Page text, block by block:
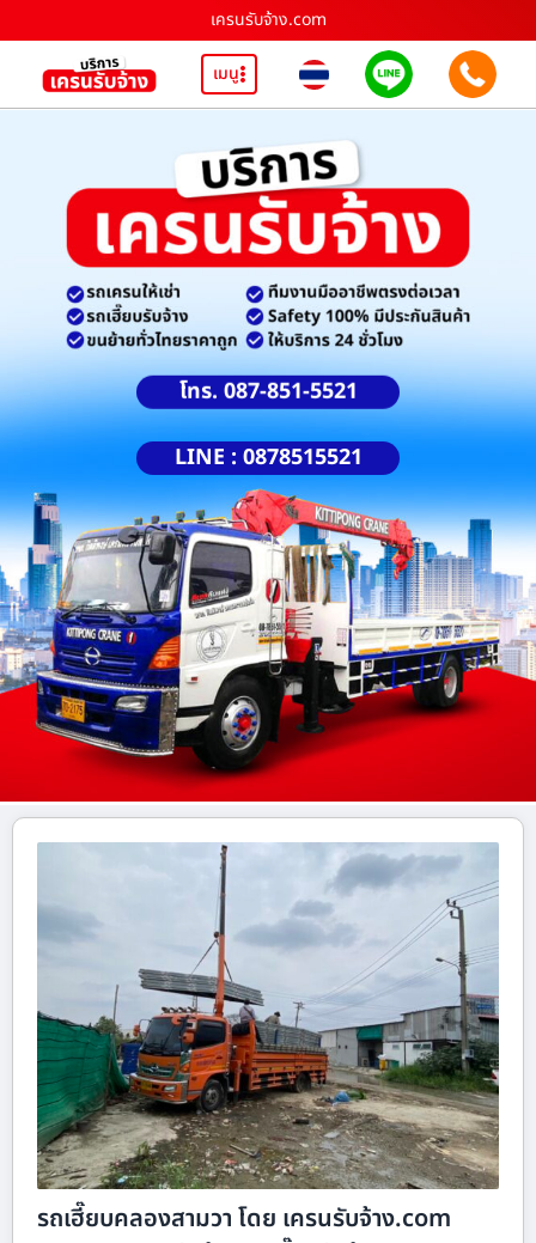
เครนรับจ้าง.com
เมนู
โทร. 087-851-5521
LINE : 0878515521
รถเฮี๊ยบคลองสามวา โดย เครนรับจ้าง.com